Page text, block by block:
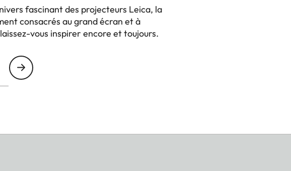
fascinant des projecteurs Leica, la
consacrés au grand écran et à
vous inspirer encore et toujours.